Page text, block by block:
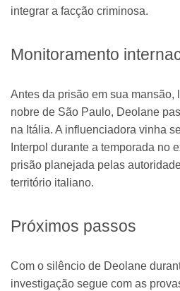
integrar a facção criminosa.
Monitoramento
Antes da prisão em sua mansão,
nobre de São Paulo, Deolane
na Itália. A influenciadora vinha
Interpol durante a temporada no
prisão planejada pelas
território italiano.
Próximos passos
Com o silêncio de Deolane
investigação segue com as